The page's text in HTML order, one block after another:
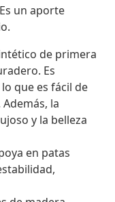
un aporte
de primera
Es
que es fácil de
la
y la belleza
en patas